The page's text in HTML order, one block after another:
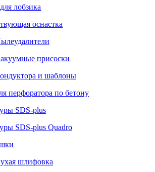
лобзика
оснастка
присоски
и шаблоны
перфоратора по бетону
SDS-plus
SDS-plus Quadro
шлифовка